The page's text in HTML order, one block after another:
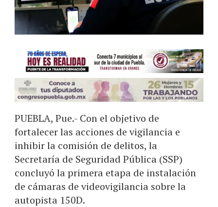
PUEBLA, Pue.- Con el objetivo de
fortalecer las acciones de vigilancia e
inhibir la comisión de delitos, la
Secretaría de Seguridad Pública (SSP)
concluyó la primera etapa de instalación
de cámaras de videovigilancia sobre la
autopista 150D.